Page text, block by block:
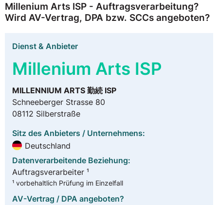
Millenium Arts ISP - Auftragsverarbeitung?
Wird AV-Vertrag, DPA bzw. SCCs angeboten?
Dienst & Anbieter
Millenium Arts ISP
MILLENNIUM ARTS 勤続 ISP
Schneeberger Strasse 80
08112 Silberstraße
Sitz des Anbieters / Unternehmens:
Deutschland
Datenverarbeitende Beziehung:
Auftragsverarbeiter ¹
¹ vorbehaltlich Prüfung im Einzelfall
AV-Vertrag / DPA angeboten?